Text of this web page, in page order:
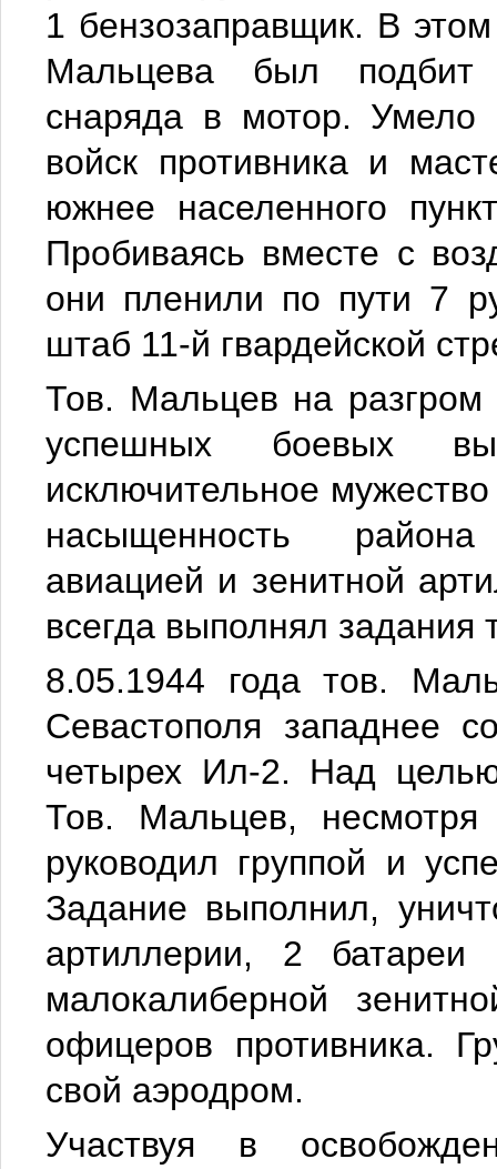
1 бензозаправщик. В
Мальцева был подбит
снаряда в мотор. Умело
войск противника и
южнее населенного
Пробиваясь вместе с
они пленили по пути 7
штаб 11-й гвардейской
Тов. Мальцев на
успешных боевых
исключительное
насыщенность
авиацией и зенитной
всегда выполнял задания
8.05.1944 года тов.
Севастополя западнее
четырех Ил-2. Над
Тов. Мальцев, несмотря
руководил группой и
Задание выполнил,
артиллерии, 2
малокалиберной
офицеров противника.
свой аэродром.
Участвуя в